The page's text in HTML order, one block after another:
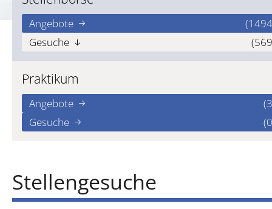
Angebote
Gesuche
Praktikum
Angebote
Gesuche
Stellengesuche